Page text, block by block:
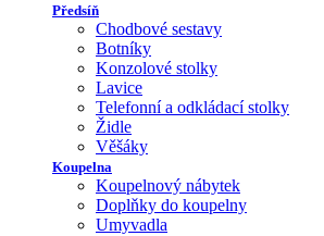
Předsíň
Chodbové sestavy
Botníky
Konzolové stolky
Lavice
Telefonní a odkládací stolky
Židle
Věšáky
Koupelna
Koupelnový nábytek
Doplňky do koupelny
Umyvadla